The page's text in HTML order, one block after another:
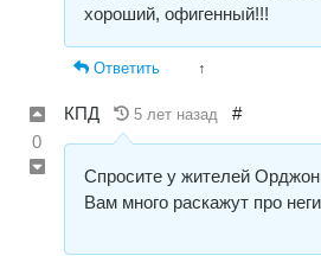
хороший, офигенный!!!
Ответить ↑
0
КПД 5 лет назад #
Спросите у жителей
Вам много раскажут про